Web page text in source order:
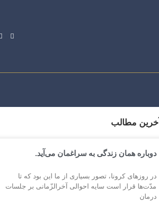
آخرین مطالب
دوباره همان زندگی به سراغمان می‌آید.
در روزهای کرونا، تصور بسیاری از ما این بود که تا
مدّت‌ها قرار است سایه احوالی آخرالزّمانی بر جلسات
درمان